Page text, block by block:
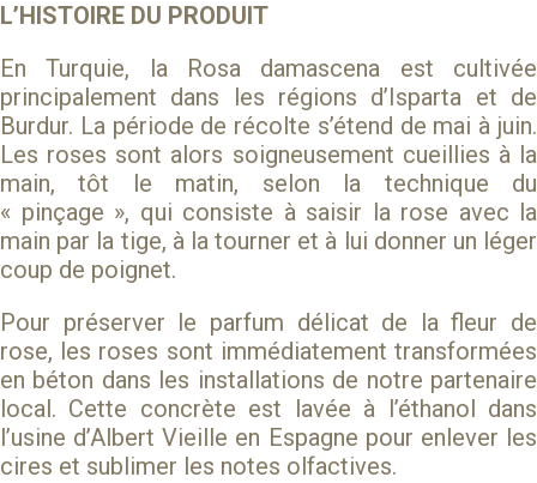
L’HISTOIRE DU PRODUIT
En Turquie, la Rosa damascena est cultivée
principalement dans les régions d’Isparta et de
Burdur. La période de récolte s’étend de mai à juin.
Les roses sont alors soigneusement cueillies à la
main, tôt le matin, selon la technique du
« pinçage », qui consiste à saisir la rose avec la
main par la tige, à la tourner et à lui donner un léger
coup de poignet.
Pour préserver le parfum délicat de la fleur de
rose, les roses sont immédiatement transformées
en béton dans les installations de notre partenaire
local. Cette concrète est lavée à l’éthanol dans
l’usine d’Albert Vieille en Espagne pour enlever les
cires et sublimer les notes olfactives.